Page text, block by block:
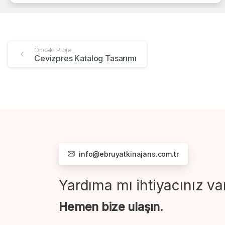
Önceki Proje
Cevizpres Katalog Tasarımı
info@ebruyatkinajans.com.tr
Yardıma mı ihtiyacınız
Hemen bize ulaşın.